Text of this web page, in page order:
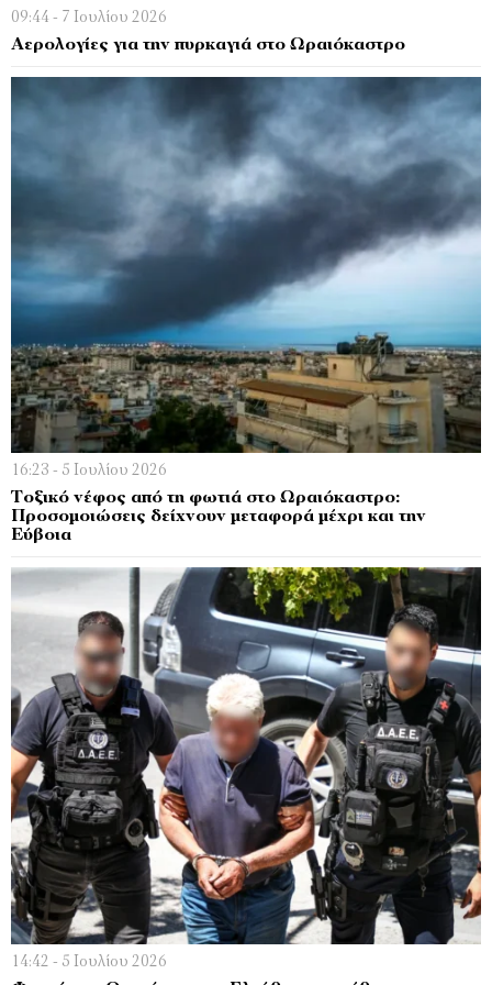
09:44 - 7 Ιουλίου 2026
Αερολογίες για την πυρκαγιά στο Ωραιόκαστρο
16:23 - 5 Ιουλίου 2026
Τοξικό νέφος από τη φωτιά στο Ωραιόκαστρο:
Προσομοιώσεις δείχνουν μεταφορά μέχρι και την
Εύβοια
14:42 - 5 Ιουλίου 2026